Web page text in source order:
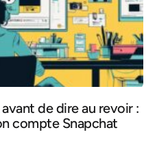
de dire au revoir :
compte Snapchat